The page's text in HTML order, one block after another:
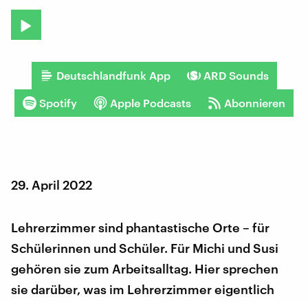
Deutschlandfunk App ARD Sounds
Spotify Apple Podcasts Abonnieren
29. April 2022
Lehrerzimmer sind phantastische Orte – für
Schülerinnen und Schüler. Für Michi und Susi
gehören sie zum Arbeitsalltag. Hier sprechen
sie darüber, was im Lehrerzimmer eigentlich